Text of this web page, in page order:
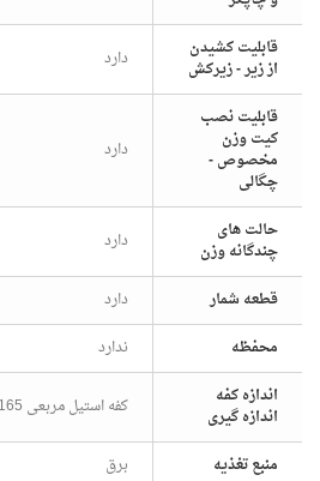
قابلیت کشیدن
از زیر - زیرکش
دارد
قابلیت نصب
کیت وزن
مخصوص -
چگالی
دارد
حالت های
چندگانه وزن
دارد
قطعه شمار
دارد
محفظه
ندارد
اندازه کفه
اندازه گیری
کفه استیل مربعی 165 میلی متر در 165 میلی متر
منبع تغذیه
برق